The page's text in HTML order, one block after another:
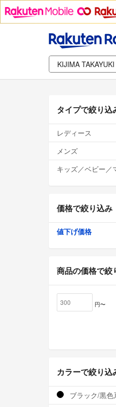
タイプで絞り込
レディース
メンズ
キッズ／ベビー／
価格で絞り込み
値下げ価格
商品の価格で絞
円〜
カラーで絞り込
ブラック/黒色